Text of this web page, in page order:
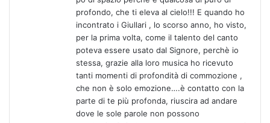
profondo, che ti eleva al cielo!!! E quando ho
incontrato i Giullari , lo scorso anno, ho visto,
per la prima volta, come il talento del canto
poteva essere usato dal Signore, perchè io
stessa, grazie alla loro musica ho ricevuto
tanti momenti di profondità di commozione ,
che non è solo emozione….è contatto con la
parte di te più profonda, riuscira ad andare
dove le sole parole non possono